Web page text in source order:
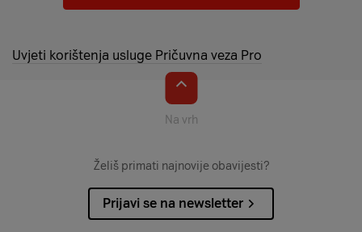
Uvjeti korištenja usluge Pričuvna veza Pro
Na vrh
Želiš primati najnovije obavijesti?
Prijavi se na newsletter